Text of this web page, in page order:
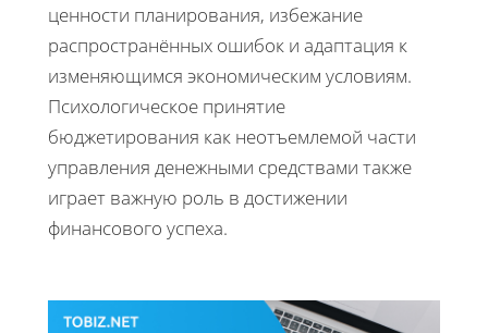
ценности планирования, избежание
распространённых ошибок и адаптация к
изменяющимся экономическим условиям.
Психологическое принятие
бюджетирования как неотъемлемой части
управления денежными средствами также
играет важную роль в достижении
финансового успеха.